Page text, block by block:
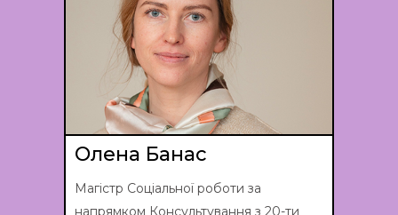
Олена Банас
Магістр Соціальної роботи за
напрямком Консультування з 20-ти